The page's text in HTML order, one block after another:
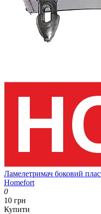
Ламелетримач боковий
Homefort
0
10 грн
Купити